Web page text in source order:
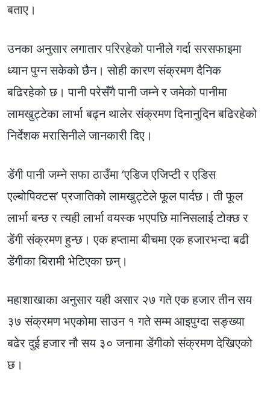
बताए।
उनका अनुसार लगातार परिरहेको पानीले गर्दा सरसफाइमा
ध्यान पुग्न सकेको छैन। सोही कारण संक्रमण दैनिक
बढिरहेको छ। पानी परेसँगै पानी जम्ने र जमेको पानीमा
लामखुट्टेका लार्भा बढ्न थालेर संक्रमण दिनानुदिन बढिरहेको
निर्देशक मरासिनीले जानकारी दिए।
डेंगी पानी जम्ने सफा ठाउँमा ‘एडिज एजिप्टी र एडिस
एल्बोपिक्टस’ प्रजातिको लामखुट्टेले फूल पार्दछ। ती फूल
लार्भा बन्छ र त्यही लार्भा वयस्क भएपछि मानिसलाई टोक्छ र
डेंगी संक्रमण हुन्छ। एक हप्तामा बीचमा एक हजारभन्दा बढी
डेंगीका बिरामी भेटिएका छन्।
महाशाखाका अनुसार यही असार २७ गते एक हजार तीन सय
३७ संक्रमण भएकोमा साउन १ गते सम्म आइपुग्दा सङ्ख्या
बढेर दुई हजार नौ सय ३० जनामा डेंगीको संक्रमण देखिएको
छ।